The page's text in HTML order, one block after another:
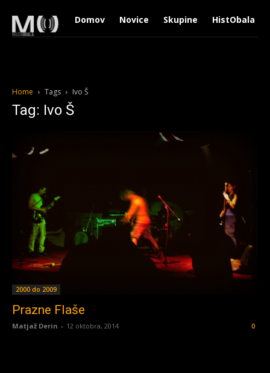
Domov Novice Skupine HistObala
Home Tags Ivo Š
Tag: Ivo Š
2000 do 2009
Prazne Flaše
Matjaž Derin - 12 oktobra, 2014 0